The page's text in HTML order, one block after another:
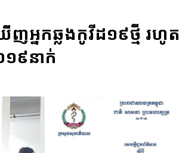
ញអ្នកឆ្លងកូវីដ១៩ថ្មី រហូត
៩នាក់